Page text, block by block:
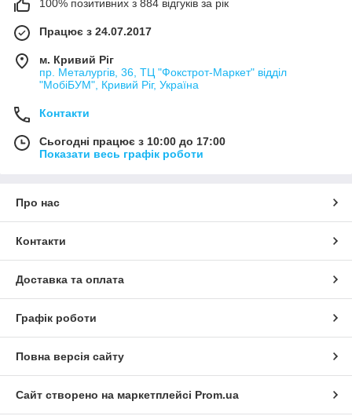
100% позитивних з 884 відгуків за рік
Працює з 24.07.2017
м. Кривий Ріг
пр. Металургів, 36, ТЦ "Фокстрот-Маркет" відділ
"МобіБУМ", Кривий Ріг, Україна
Контакти
Сьогодні працює з 10:00 до 17:00
Показати весь графік роботи
Про нас
Контакти
Доставка та оплата
Графік роботи
Повна версія сайту
Сайт створено на маркетплейсі Prom.ua